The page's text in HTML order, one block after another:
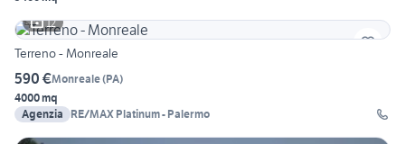
12
Terreno - Monreale
590 €Monreale(PA)
4000 mq
Agenzia
RE/MAX Platinum - Palermo